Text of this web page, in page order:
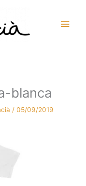
blanca
/ 05/09/2019